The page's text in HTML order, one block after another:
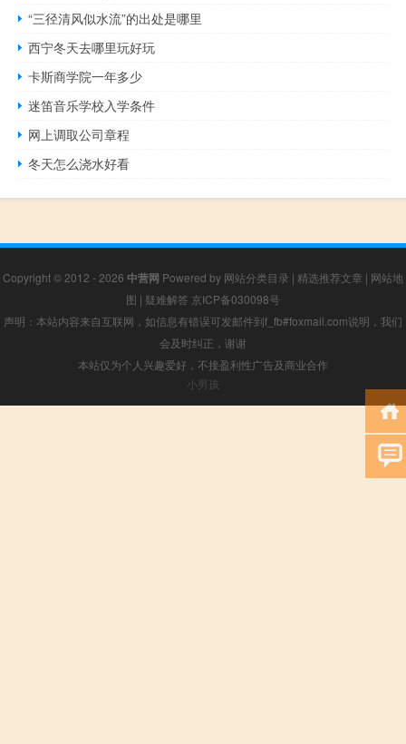
“三径清风似水流”的出处是哪里
西宁冬天去哪里玩好玩
卡斯商学院一年多少
迷笛音乐学校入学条件
网上调取公司章程
冬天怎么浇水好看
Copyright © 2012 - 2026 中营网 Powered by 网站分类目录 | 精选推荐文章 | 网站地
图 | 疑难解答 京ICP备030098号
声明：本站内容来自互联网，如信息有错误可发邮件到f_fb#foxmail.com说明，我们
会及时纠正，谢谢
本站仅为个人兴趣爱好，不接盈利性广告及商业合作
小男孩